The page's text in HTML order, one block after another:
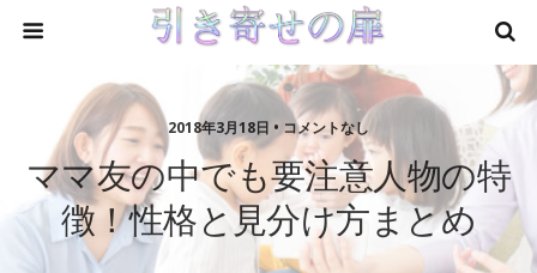
2018年3月18日 • コメントなし
ママ友の中でも要注意人物の特
徴！性格と見分け方まとめ